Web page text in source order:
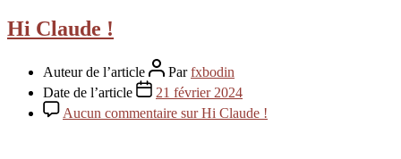
Hi Claude !
Auteur de l’article Parfxbodin
Date de l’article
21 février 2024
Aucun commentaire sur Hi Claude !